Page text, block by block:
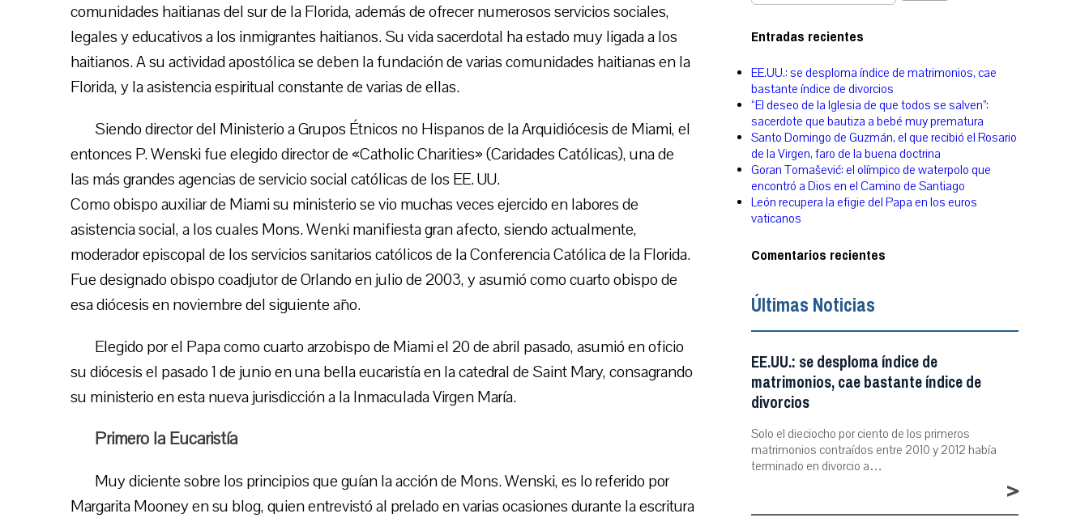
comunidades haitianas del sur de la Florida, además de ofrecer numerosos servicios sociales,
legales y educativos a los inmigrantes haitianos. Su vida sacerdotal ha estado muy ligada a los
haitianos. A su actividad apostólica se deben la fundación de varias comunidades haitianas en la
Florida, y la asistencia espiritual constante de varias de ellas.
Siendo director del Ministerio a Grupos Étnicos no Hispanos de la Arquidiócesis de Miami, el
entonces P. Wenski fue elegido director de «Catholic Charities» (Caridades Católicas), una de
las más grandes agencias de servicio social católicas de los EE. UU.
Como obispo auxiliar de Miami su ministerio se vio muchas veces ejercido en labores de
asistencia social, a los cuales Mons. Wenki manifiesta gran afecto, siendo actualmente,
moderador episcopal de los servicios sanitarios católicos de la Conferencia Católica de la Florida.
Fue designado obispo coadjutor de Orlando en julio de 2003, y asumió como cuarto obispo de
esa diócesis en noviembre del siguiente año.
Elegido por el Papa como cuarto arzobispo de Miami el 20 de abril pasado, asumió en oficio
su diócesis el pasado 1 de junio en una bella eucaristía en la catedral de Saint Mary, consagrando
su ministerio en esta nueva jurisdicción a la Inmaculada Virgen María.
Primero la Eucaristía
Muy diciente sobre los principios que guían la acción de Mons. Wenski, es lo referido por
Margarita Mooney en su blog, quien entrevistó al prelado en varias ocasiones durante la escritura
Entradas recientes
EE.UU.: se desploma índice de matrimonios, cae
bastante índice de divorcios
“El deseo de la Iglesia de que todos se salven”:
sacerdote que bautiza a bebé muy prematura
Santo Domingo de Guzmán, el que recibió el Rosario
de la Virgen, faro de la buena doctrina
Goran Tomašević: el olímpico de waterpolo que
encontró a Dios en el Camino de Santiago
León recupera la efigie del Papa en los euros
vaticanos
Comentarios recientes
Últimas Noticias
EE.UU.: se desploma índice de
matrimonios, cae bastante índice de
divorcios
Solo el dieciocho por ciento de los primeros
matrimonios contraídos entre 2010 y 2012 había
terminado en divorcio a…
>